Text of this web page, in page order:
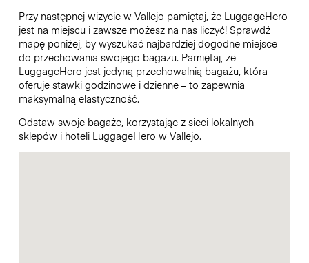
Przy następnej wizycie w Vallejo pamiętaj, że LuggageHero
jest na miejscu i zawsze możesz na nas liczyć! Sprawdź
mapę poniżej, by wyszukać najbardziej dogodne miejsce
do przechowania swojego bagażu. Pamiętaj, że
LuggageHero jest jedyną przechowalnią bagażu, która
oferuje stawki godzinowe i dzienne – to zapewnia
maksymalną elastyczność.
Odstaw swoje bagaże, korzystając z sieci lokalnych
sklepów i hoteli LuggageHero w Vallejo.